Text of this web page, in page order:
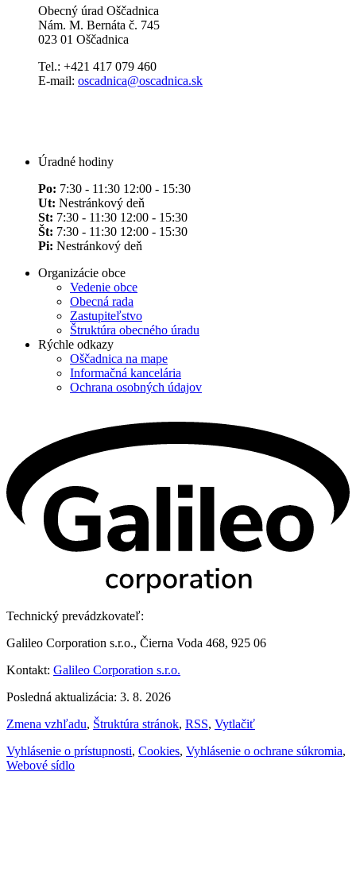
Obecný úrad Oščadnica
Nám. M. Bernáta č. 745
023 01 Oščadnica
Tel.: +421 417 079 460
E-mail: oscadnica@oscadnica.sk
Úradné hodiny
Po: 7:30 - 11:30 12:00 - 15:30
Ut: Nestránkový deň
St: 7:30 - 11:30 12:00 - 15:30
Št: 7:30 - 11:30 12:00 - 15:30
Pi: Nestránkový deň
Organizácie obce
Vedenie obce
Obecná rada
Zastupiteľstvo
Štruktúra obecného úradu
Rýchle odkazy
Oščadnica na mape
Informačná kancelária
Ochrana osobných údajov
Technický prevádzkovateľ:
Galileo Corporation s.r.o., Čierna Voda 468, 925 06
Kontakt: Galileo Corporation s.r.o.
Posledná aktualizácia: 3. 8. 2026
Zmena vzhľadu, Štruktúra stránok, RSS, Vytlačiť
Vyhlásenie o prístupnosti, Cookies, Vyhlásenie o ochrane súkromia,
Webové sídlo